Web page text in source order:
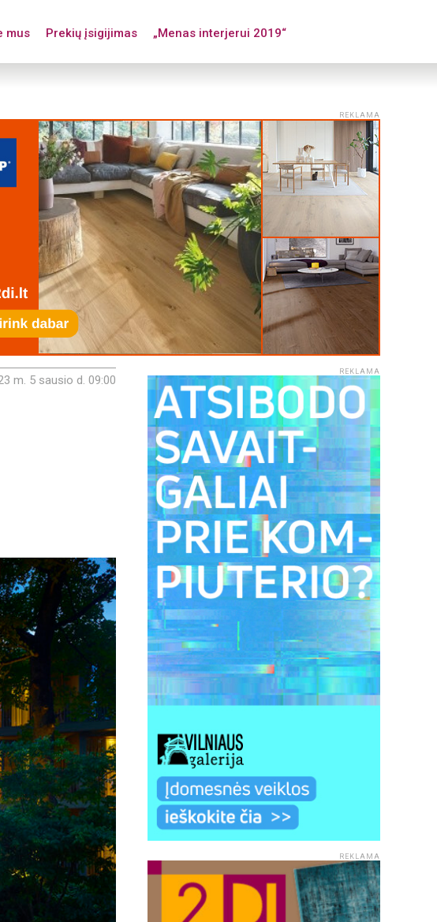
mus Prekių įsigijimas „Menas interjerui 2019“
REKLAMA
m. 5 sausio d. 09:00
REKLAMA
REKLAMA